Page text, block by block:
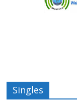
Singles